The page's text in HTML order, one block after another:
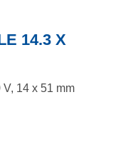
14.3 X
14 x 51 mm